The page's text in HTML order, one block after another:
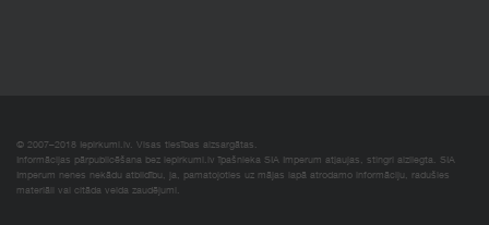
© 2007–2018 Iepirkumi.lv. Visas tiesības aizsargātas.
Informācijas pārpublicēšana bez iepirkumi.lv īpašnieka SIA Imperum atļaujas, stingri aizliegta. SIA
Imperum nenes nekādu atbildību, ja, pamatojoties uz mājas lapā atrodamo informāciju, radušies
materiāli vai citāda veida zaudējumi.